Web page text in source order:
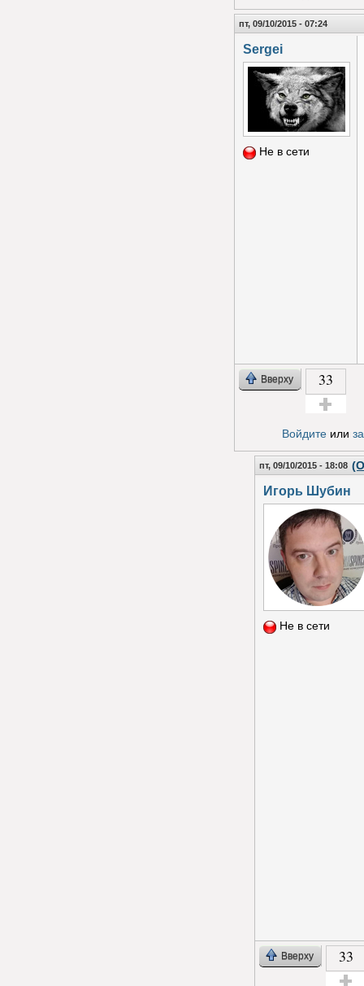
пт, 09/10/2015 - 07:24
Sergei
Не в сети
Вверху 33
Войдитеили
пт, 09/10/2015 - 18:08
Игорь Шубин
Не в сети
Вверху 33